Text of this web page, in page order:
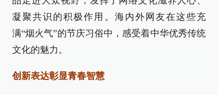
凝聚共识的积极作用。海内外网友在这些充
满“烟火气”的节庆习俗中，感受着中华优秀传统
文化的魅力。
创新表达彰显青春智慧